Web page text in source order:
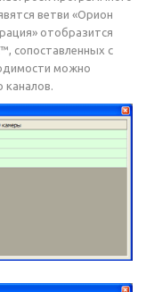
ветви «Орион
отобразится
сопоставленных с
можно
каналов.